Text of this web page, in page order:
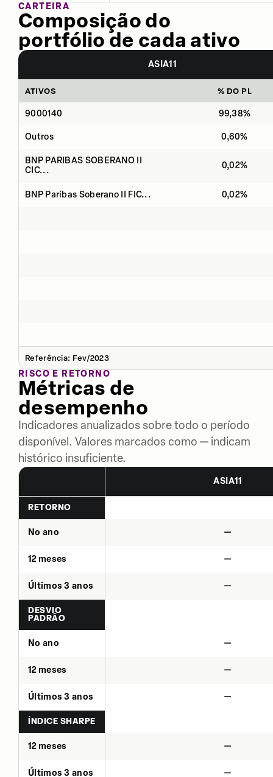
CARTEIRA
Composição do
portfólio de cada ativo
ASIA11
ATIVOS % DO PL
9000140 99,38%
Outros 0,60%
BNP PARIBAS SOBERANO II
CIC...
0,02%
BNP Paribas Soberano II FIC... 0,02%
Referência: Fev/2023
RISCO E RETORNO
Métricas de
desempenho
Indicadores anualizados sobre todo o período
disponível. Valores marcados como — indicam
histórico insuficiente.
ASIA11
RETORNO
No ano —
12 meses —
Últimos 3 anos —
DESVIO
PADRÃO
No ano —
12 meses —
Últimos 3 anos —
ÍNDICE SHARPE
12 meses —
Últimos 3 anos —